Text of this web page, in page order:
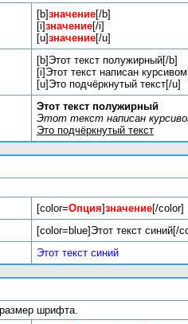
[b]значение[/b]
[i]значение[/i]
[u]значение[/u]
[b]Этот текст полужирный[/b]
[i]Этот текст написан
[u]Это подчёркнутый текст[/u]
Этот текст полужирный
Этот текст написан
Это подчёркнутый текст
[color=Опция]значение[/color]
[color=blue]Этот текст синий[/
Этот текст синий
шрифта.